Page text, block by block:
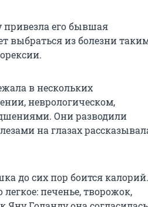
привезла его бывшая
выбраться из болезни
в нескольких
неврологическом,
Они разводили
на глазах
до сих пор боится калорий.
печенье, творожок,